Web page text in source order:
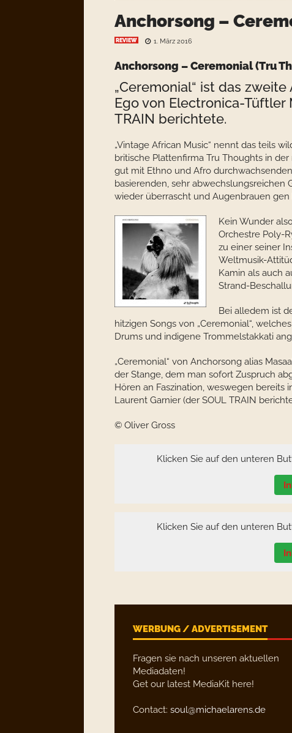
Anchorsong –
REVIEW 1. März 2016
Anchorsong – Ceremonial (Tru
„Ceremonial“ ist das
Ego von Electronica-Tüftler
TRAIN berichtete.
„Vintage African Music“ nennt das teils
britische Plattenfirma Tru Thoughts in
gut mit Ethno und Afro
basierenden, sehr abwechslungsreichen
wieder überrascht und Augenbrauen
Kein Wunder
Orchestre Poly-
zu einer seiner
Weltmusik-
Kamin als auch
Strand-
Bei alledem ist
hitzigen Songs von „Ceremonial“,
Drums und indigene Trommelstakkati
„Ceremonial“ von Anchorsong alias
der Stange, dem man sofort Zuspruch
Hören an Faszination, weswegen
Laurent Garnier (der SOUL TRAIN
© Oliver Gross
Klicken Sie auf den unteren
Klicken Sie auf den unteren
WERBUNG / ADVERTISEMENT
Fragen sie nach unseren aktuellen
Mediadaten!
Get our latest MediaKit here!
Contact: soul@michaelarens.de